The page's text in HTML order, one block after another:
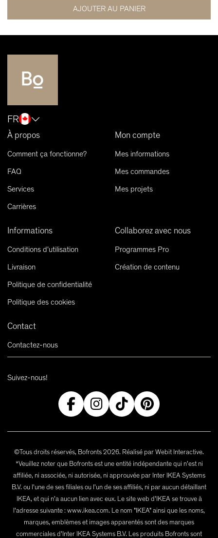
AJOUTER AU PANIER
FR
À propos
Comment ça fonctionne?
FAQ
Services
Carrières
Mon compte
Mes informations
Mes commandes
Mes projets
Informations
Conditions d'utilisation
Livraison
Politique de confidentialité
Politique des cookies
Collaborez avec nous
Programmes Pro
Création de contenu
Contact
Contactez-nous
Suivez-nous!
©Tous droits réservés, Bofronts 2026. Réalisé par Webit Interactive.
*Veuillez noter que Bofronts est une entité indépendante qui n'est ni
affiliée, ni associée, ni autorisée, ni approuvée par Inter IKEA Systems
B.V. ou l'une de ses filiales ou l'un de ses affiliés, ni par aucun détaillant
IKEA, et qui n'a aucun lien avec eux. Le site web d'IKEA se trouve à
l'adresse suivante : www.ikea.com. Le nom "IKEA" ainsi que les noms,
marques, emblèmes et images apparentés sont des marques
commerciales d'Inter IKEA Systems B.V. Les produits Bofronts sont